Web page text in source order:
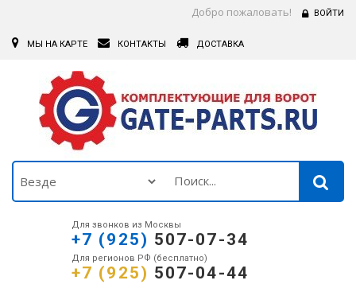
Добро пожаловать! ВОЙТИ
МЫ НА КАРТЕ КОНТАКТЫ ДОСТАВКА
Для звонков из Москвы
+7 (925) 507-07-34
Для регионов РФ (бесплатно)
+7 (925) 507-04-44